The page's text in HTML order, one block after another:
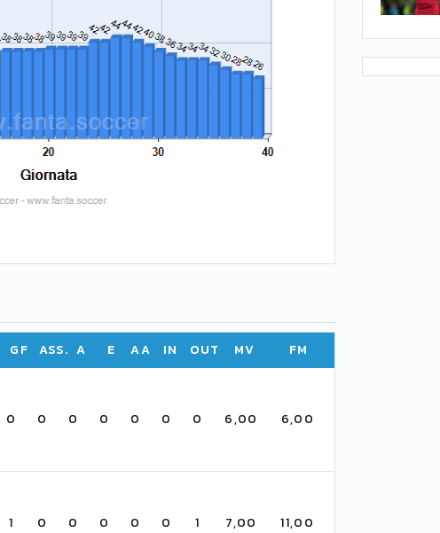
GF ASS. A E AA IN OUT MV FM
0 0 0 0 0 0 0 6,00 6,00
1 0 0 0 0 0 1 7,00 11,00